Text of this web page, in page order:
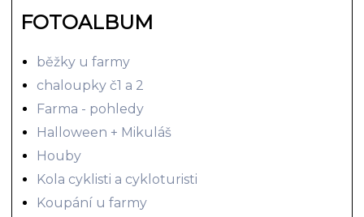
FOTOALBUM
běžky u farmy
chaloupky č1 a 2
Farma - pohledy
Halloween + Mikuláš
Houby
Kola cyklisti a cykloturisti
Koupání u farmy